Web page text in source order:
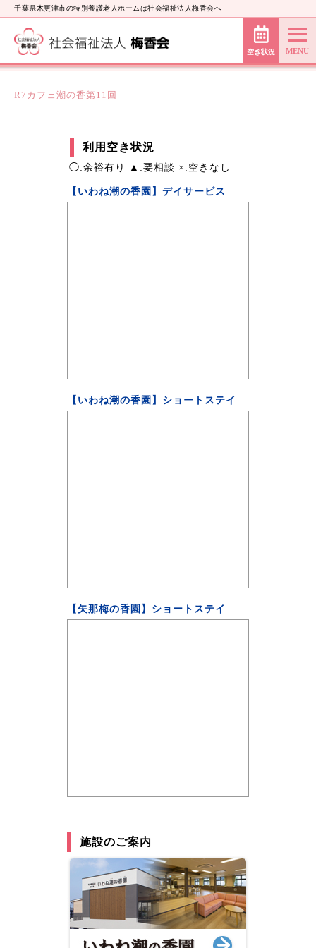
千葉県木更津市の特別養護老人ホームは社会福祉法人梅香会へ
空き状況
利用空き状況
◯:余裕有り ▲:要相談 ×:空きなし
【いわね潮の香園】デイサービス
【いわね潮の香園】ショートステイ
【矢那梅の香園】ショートステイ
施設のご案内
R7カフェ潮の香第11回